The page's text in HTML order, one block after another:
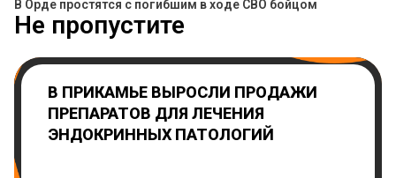
В Орде простятся с погибшим в ходе СВО бойцом
Не пропустите
В ПРИКАМЬЕ ВЫРОСЛИ ПРОДАЖИ
ПРЕПАРАТОВ ДЛЯ ЛЕЧЕНИЯ
ЭНДОКРИННЫХ ПАТОЛОГИЙ